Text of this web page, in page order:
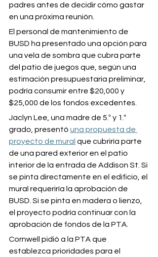
padres antes de decidir cómo gastar
en una próxima reunión.
El personal de mantenimiento de
BUSD ha presentado una opción para
una vela de sombra que cubra parte
del patio de juegos que, según una
estimación presupuestaria preliminar,
podría consumir entre $20,000 y
$25,000 de los fondos excedentes.
Jaclyn Lee, una madre de 5.º y 1.º
grado, presentó una propuesta de
proyecto de mural que cubriría parte
de una pared exterior en el patio
interior de la entrada de Addison St. Si
se pinta directamente en el edificio, el
mural requeriría la aprobación de
BUSD. Si se pinta en madera o lienzo,
el proyecto podría continuar con la
aprobación de fondos de la PTA.
Cornwell pidió a la PTA que
establezca prioridades para el